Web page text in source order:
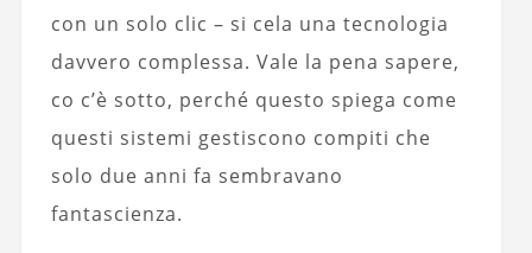
con un solo clic – si cela una tecnologia
davvero complessa. Vale la pena sapere,
co c’è sotto, perché questo spiega come
questi sistemi gestiscono compiti che
solo due anni fa sembravano
fantascienza.